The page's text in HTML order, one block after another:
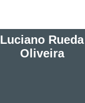
Luciano Rueda
Oliveira